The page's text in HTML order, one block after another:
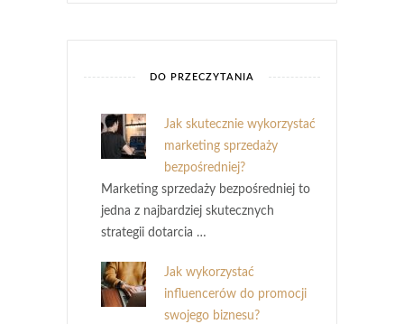
DO PRZECZYTANIA
Jak skutecznie wykorzystać
marketing sprzedaży
bezpośredniej?
Marketing sprzedaży bezpośredniej to
jedna z najbardziej skutecznych
strategii dotarcia …
Jak wykorzystać
influencerów do promocji
swojego biznesu?